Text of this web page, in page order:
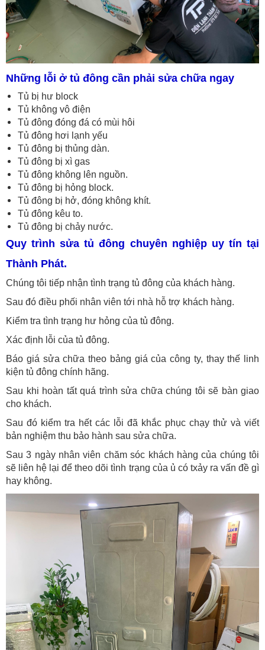
Những lỗi ở tủ đông cần phải sửa chữa ngay
Tủ bị hư block
Tủ không vô điện
Tủ đông đóng đá có mùi hôi
Tủ đông hơi lạnh yếu
Tủ đông bị thủng dàn.
Tủ đông bị xì gas
Tủ đông không lên nguồn.
Tủ đông bị hỏng block.
Tủ đông bị hở, đóng không khít.
Tủ đông kêu to.
Tủ đông bị chảy nước.
Quy trình sửa tủ đông chuyên nghiệp uy tín tại
Thành Phát.
Chúng tôi tiếp nhận tình trạng tủ đông của khách hàng.
Sau đó điều phối nhân viên tới nhà hỗ trợ khách hàng.
Kiểm tra tình trạng hư hỏng của tủ đông.
Xác định lỗi của tủ đông.
Báo giá sửa chữa theo bảng giá của công ty, thay thế linh
kiện tủ đông chính hãng.
Sau khi hoàn tất quá trình sửa chữa chúng tôi sẽ bàn giao
cho khách.
Sau đó kiểm tra hết các lỗi đã khắc phục chạy thử và viết
bản nghiệm thu bảo hành sau sửa chữa.
Sau 3 ngày nhân viên chăm sóc khách hàng của chúng tôi
sẽ liên hệ lại để theo dõi tình trạng của ủ có txảy ra vấn đề gì
hay không.